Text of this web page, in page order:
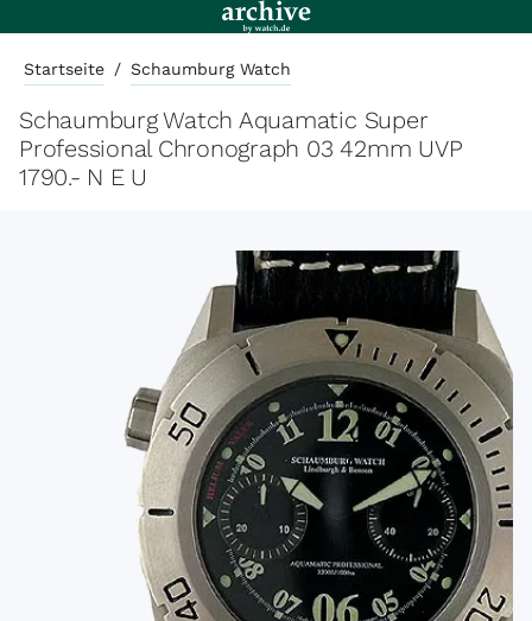
Startseite / Schaumburg Watch
Schaumburg Watch Aquamatic Super
Professional Chronograph 03 42mm UVP
1790.- N E U